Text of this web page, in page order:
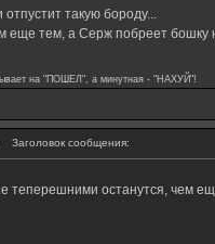
такую бороду...
еще тем, а Серж побреет бошку
на "ПОШЕЛ", а минутная - "НАХУЙ"!
Заголовок сообщения:
теперешними останутся, чем